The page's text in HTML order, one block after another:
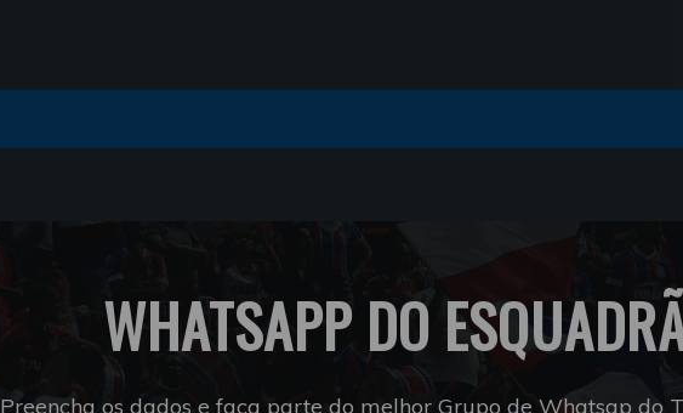
WHATSAPP DO
Preencha os dados e faça parte do melhor Grupo de Whatsap do